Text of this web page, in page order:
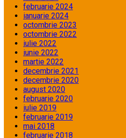
februarie 2024
ianuarie 2024
octombrie 2023
octombrie 2022
iulie 2022
iunie 2022
martie 2022
decembrie 2021
decembrie 2020
august 2020
februarie 2020
iulie 2019
februarie 2019
mai 2018
februarie 2018